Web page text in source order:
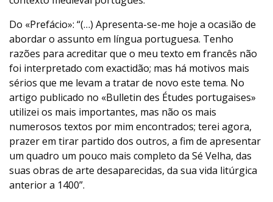
Do «Prefácio»: “(…) Apresenta-se-me hoje a ocasião de
abordar o assunto em língua portuguesa. Tenho
razões para acreditar que o meu texto em francês não
foi interpretado com exactidão; mas há motivos mais
sérios que me levam a tratar de novo este tema. No
artigo publicado no «Bulletin des Études portugaises»
utilizei os mais importantes, mas não os mais
numerosos textos por mim encontrados; terei agora,
prazer em tirar partido dos outros, a fim de apresentar
um quadro um pouco mais completo da Sé Velha, das
suas obras de arte desaparecidas, da sua vida litúrgica
anterior a 1400”.